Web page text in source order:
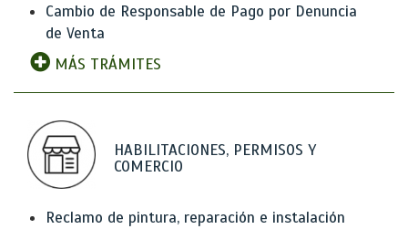
Cambio de Responsable de Pago por Denuncia
de Venta
MÁS TRÁMITES
HABILITACIONES, PERMISOS Y
COMERCIO
Reclamo de pintura, reparación e instalación